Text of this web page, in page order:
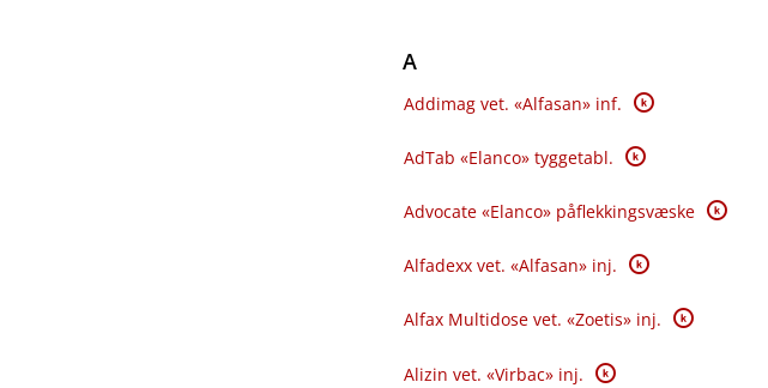
A
Addimag vet. «Alfasan» inf. K
AdTab «Elanco» tyggetabl. K
Advocate «Elanco» påflekkingsvæske K
Alfadexx vet. «Alfasan» inj. K
Alfax Multidose vet. «Zoetis» inj. K
Alizin vet. «Virbac» inj. K